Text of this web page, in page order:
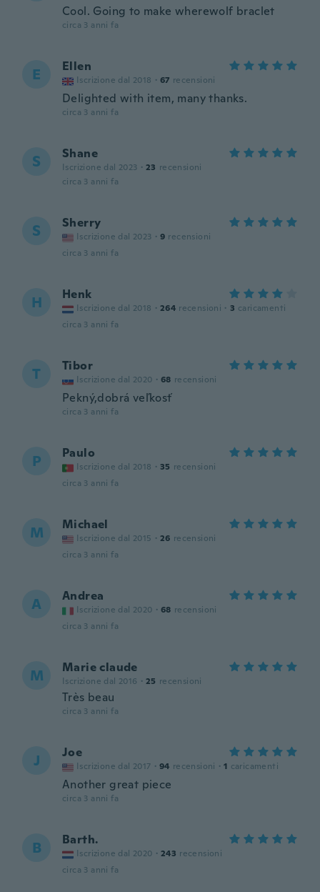
Cool. Going to make wherewolf braclet
circa 3 anni fa
E Ellen
Iscrizione dal 2018 · 67 recensioni
Delighted with item, many thanks.
circa 3 anni fa
S Shane
Iscrizione dal 2023 · 23 recensioni
circa 3 anni fa
S Sherry
Iscrizione dal 2023 · 9 recensioni
circa 3 anni fa
H Henk
Iscrizione dal 2018 · 264 recensioni · 3 caricamenti
circa 3 anni fa
T Tibor
Iscrizione dal 2020 · 68 recensioni
Pekný,dobrá veľkosť
circa 3 anni fa
P Paulo
Iscrizione dal 2018 · 35 recensioni
circa 3 anni fa
M Michael
Iscrizione dal 2015 · 26 recensioni
circa 3 anni fa
A Andrea
Iscrizione dal 2020 · 68 recensioni
circa 3 anni fa
M Marie claude
Iscrizione dal 2016 · 25 recensioni
Très beau
circa 3 anni fa
J Joe
Iscrizione dal 2017 · 94 recensioni · 1 caricamenti
Another great piece
circa 3 anni fa
B Barth.
Iscrizione dal 2020 · 243 recensioni
circa 3 anni fa